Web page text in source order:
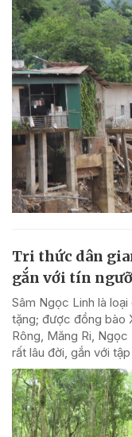
Tri thức dân
gắn với tín
Sâm Ngọc Linh là
tặng; được đồng bào
Rông, Măng Ri,
rất lâu đời, gắn với